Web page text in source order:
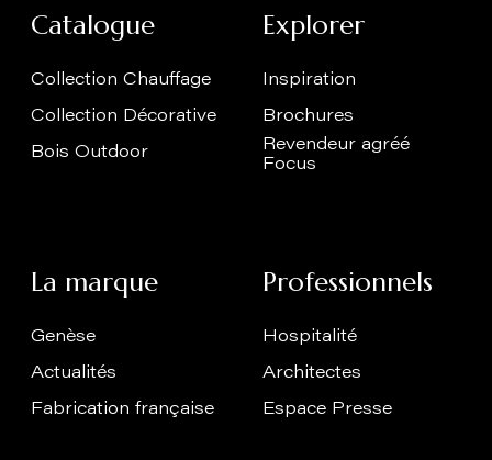
Catalogue
Collection Chauffage
Collection Décorative
Bois Outdoor
Explorer
Inspiration
Brochures
Revendeur agréé
Focus
La marque
Genèse
Actualités
Fabrication française
Professionnels
Hospitalité
Architectes
Espace Presse